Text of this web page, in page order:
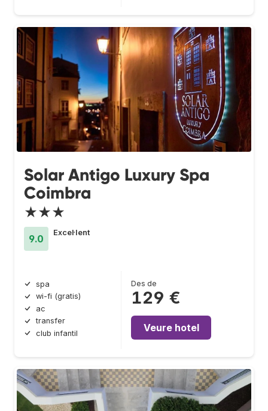
Solar Antigo Luxury Spa
Coimbra
★★★
9.0
Excel·lent
spa
wi-fi (gratis)
ac
transfer
club infantil
Des de
129 €
Veure hotel